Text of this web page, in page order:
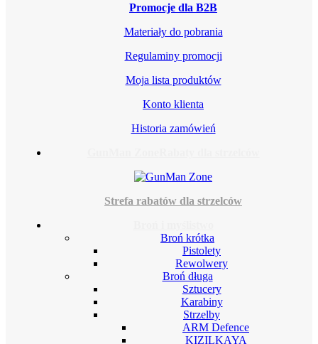
Promocje dla B2B
Materiały do pobrania
Regulaminy promocji
Moja lista produktów
Konto klienta
Historia zamówień
Strefa rabatów dla strzelców
Broń krótka
Pistolety
Rewolwery
Broń długa
Sztucery
Karabiny
Strzelby
ARM Defence
KIZILKAYA